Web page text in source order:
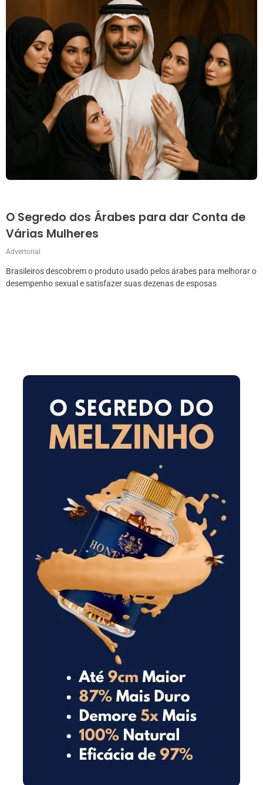
O Segredo dos Árabes para dar Conta de
Várias Mulheres
Advertorial
Brasileiros descobrem o produto usado pelos árabes para melhorar o
desempenho sexual e satisfazer suas dezenas de esposas